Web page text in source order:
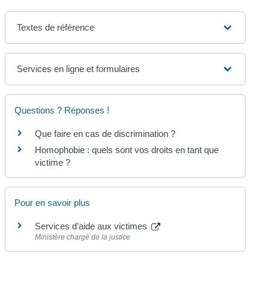
Textes de référence
Services en ligne et formulaires
Questions ? Réponses !
Que faire en cas de discrimination ?
Homophobie : quels sont vos droits en tant que
victime ?
Pour en savoir plus
Services d’aide aux victimes
Ministère chargé de la justice